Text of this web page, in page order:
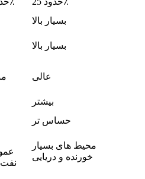
بسیار بالا
بسیار بالا
عالی
بیشتر
حساس تر
نفت
محیط های بسیار
خورنده و دریایی